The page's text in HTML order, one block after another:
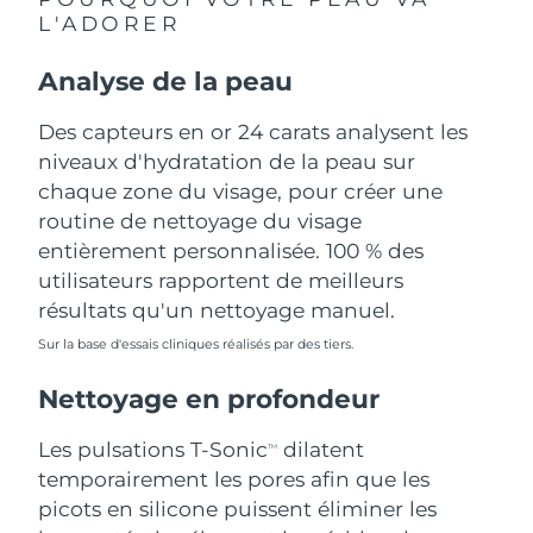
L'ADORER
Analyse de la peau
Des capteurs en or 24 carats analysent les
niveaux d'hydratation de la peau sur
chaque zone du visage, pour créer une
routine de nettoyage du visage
entièrement personnalisée. 100 % des
utilisateurs rapportent de meilleurs
résultats qu'un nettoyage manuel.
Sur la base d'essais cliniques réalisés par des tiers.
Nettoyage en profondeur
Les pulsations T-SonicTM
dilatent
temporairement les pores afin que les
picots en silicone puissent éliminer les
Portugal Livraison estimée10/08/2026
Porto Rico Livraison estimée
Qatar Livraison estimée
La Réunion Livraison estimée
Roumanie Livraison estimée
Russie Livraison estimée
Arabie saoudite Livraison estimée